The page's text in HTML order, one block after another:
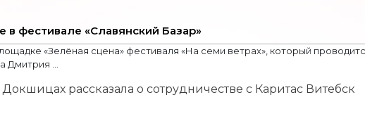
в фестивале «Славянский Базар»
«Зелёная сцена» фестиваля «На семи ветрах», который
Дмитрия ...